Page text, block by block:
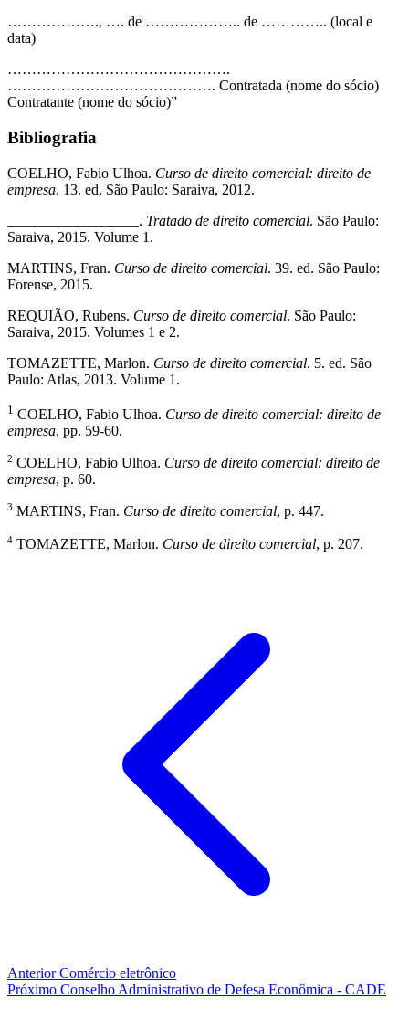
………………., …. de ……………….. de ………….. (local e
data)
……………………………………….
……………………………………. Contratada (nome do sócio)
Contratante (nome do sócio)”
Bibliografia
COELHO, Fabio Ulhoa. Curso de direito comercial: direito de
empresa. 13. ed. São Paulo: Saraiva, 2012.
__________________. Tratado de direito comercial. São Paulo:
Saraiva, 2015. Volume 1.
MARTINS, Fran. Curso de direito comercial. 39. ed. São Paulo:
Forense, 2015.
REQUIÃO, Rubens. Curso de direito comercial. São Paulo:
Saraiva, 2015. Volumes 1 e 2.
TOMAZETTE, Marlon. Curso de direito comercial. 5. ed. São
Paulo: Atlas, 2013. Volume 1.
1 COELHO, Fabio Ulhoa. Curso de direito comercial: direito de
empresa, pp. 59-60.
2 COELHO, Fabio Ulhoa. Curso de direito comercial: direito de
empresa, p. 60.
3 MARTINS, Fran. Curso de direito comercial, p. 447.
4 TOMAZETTE, Marlon. Curso de direito comercial, p. 207.
Anterior Comércio eletrônico
Próximo Conselho Administrativo de Defesa Econômica - CADE